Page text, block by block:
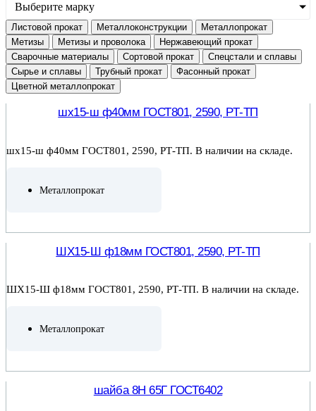
Выберите марку
Листовой прокат Металлоконструкции
Металлопрокат
Метизы
Метизы и проволока
Нержавеющий прокат
Сварочные материалы
Сортовой прокат
Спецстали и сплавы
Сырье и сплавы
Трубный прокат
Фасонный прокат
Цветной металлопрокат
шх15-ш ф40мм ГОСТ801, 2590, РТ-ТП
шх15-ш ф40мм ГОСТ801, 2590, РТ-ТП. В наличии на складе.
Металлопрокат
ШХ15-Ш ф18мм ГОСТ801, 2590, РТ-ТП
ШХ15-Ш ф18мм ГОСТ801, 2590, РТ-ТП. В наличии на складе.
Металлопрокат
шайба 8Н 65Г ГОСТ6402